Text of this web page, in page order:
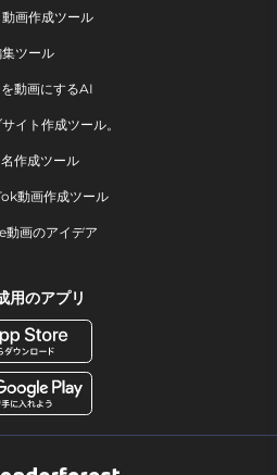
画作成ツール
ツール
動画にするAI
イト作成ツール。
作成ツール
動画作成ツール
画のアイデア
用のアプリ